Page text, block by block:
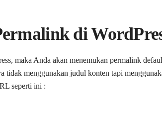
di
maka Anda akan menemukan permalink
tidak menggunakan judul konten tapi
seperti ini :